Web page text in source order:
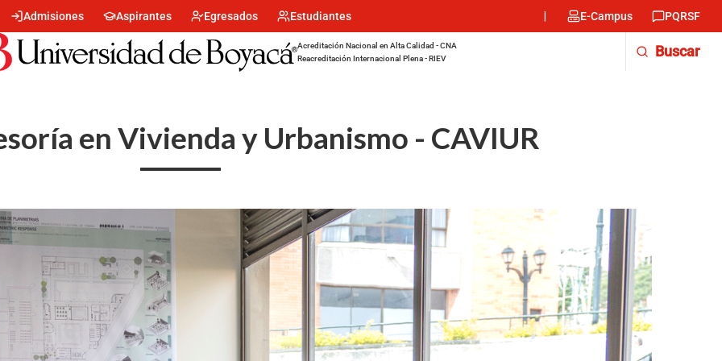
Menu
encabezado
-
Centro
Admisiones Aspirantes Egresados Estudiantes
Menu
encabezado
E-Campus PQRSF
Acreditación Nacional en Alta Calidad - CNA
Reacreditación Internacional Plena - RIEV
Buscar
en Vivienda y Urbanismo - CAVIUR